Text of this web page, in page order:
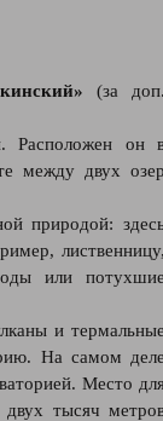
(за
Расположен он
между двух
природой:
или
и
На самом
Место
тысяч